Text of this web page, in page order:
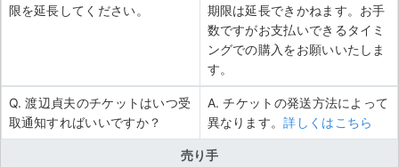
限を延長してください。
期限は延長できかねます。お手
数ですがお支払いできるタイミ
ングでの購入をお願いいたしま
す。
Q. 渡辺貞夫のチケットはいつ受
取通知すればいいですか？
A. チケットの発送方法によって
異なります。詳しくはこちら
売り手